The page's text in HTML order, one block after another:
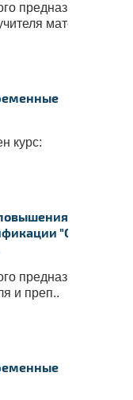
о повышении
ФГБОУ ВО
документе
выдаваемого
лицензия, выданная
предназначен
математ..
курс:
предназначен
и преп..